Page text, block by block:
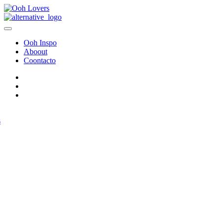
Ooh Inspo
Aboout
Coontacto